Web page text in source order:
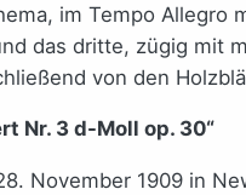
im Tempo
das dritte, zügig mit
von den
Nr. 3 d-Moll op. 30“
November 1909 in